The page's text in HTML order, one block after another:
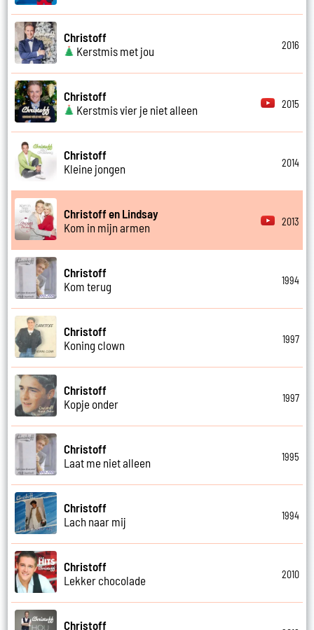
Christoff
Kerstmis met jou
2016
Christoff
Kerstmis vier je niet alleen
2015
Christoff
Kleine jongen
2014
Christoff en Lindsay
Kom in mijn armen
2013
Christoff
Kom terug
1994
Christoff
Koning clown
1997
Christoff
Kopje onder
1997
Christoff
Laat me niet alleen
1995
Christoff
Lach naar mij
1994
Christoff
Lekker chocolade
2010
Christoff